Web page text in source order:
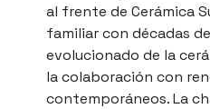
al frente de Cerámica
familiar con décadas
evolucionado de la
la colaboración con
contemporáneos. La